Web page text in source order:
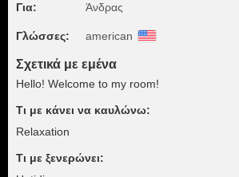
Για: Άνδρας
Γλώσσες: american
Σχετικά με εμένα
Hello! Welcome to my room!
Τι με κάνει να καυλώνω:
Relaxation
Τι με ξενερώνει: